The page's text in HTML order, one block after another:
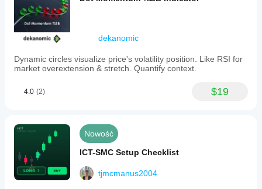
dekanomic
Dynamic circles visualize price's volatility position. Like RSI for
market overextension & stretch. Quantify context.
4.0 (2) $19
Nowość
ICT-SMC Setup Checklist
tjmcmanus2004